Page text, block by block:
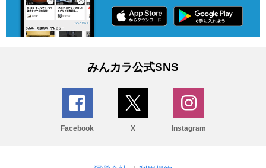
みんカラ公式SNS
Facebook X Instagram